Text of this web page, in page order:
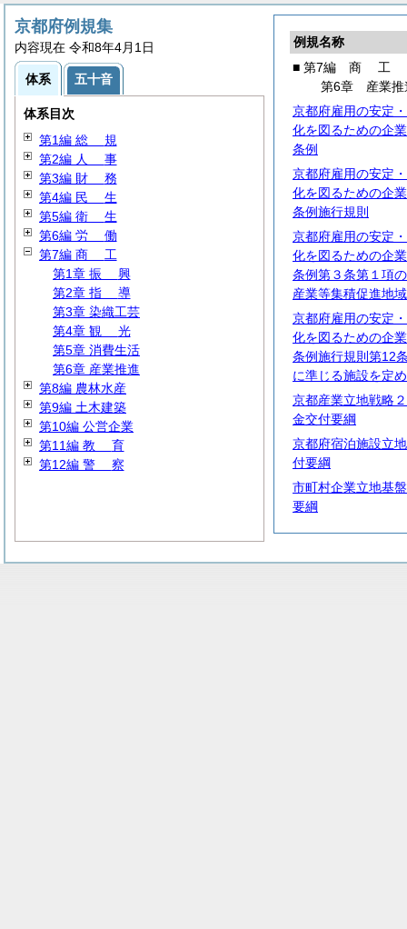
例規名称
■ 第7編 商 工
第6章 産業推
京都府雇用の安定
化を図るための企
条例
京都府雇用の安定
化を図るための企
条例施行規則
京都府雇用の安定
化を図るための企
条例第３条第１項
産業等集積促進地
京都府雇用の安定
化を図るための企
条例施行規則第12
に準じる施設を定
京都産業立地戦略
金交付要綱
京都府宿泊施設立
付要綱
市町村企業立地基
要綱
京都府例規集
内容現在 令和8年4月1日
体系 五十音
体系目次
第1編 総 規
第2編 人 事
第3編 財 務
第4編 民 生
第5編 衛 生
第6編 労 働
第7編 商 工
第1章 振 興
第2章 指 導
第3章 染織工芸
第4章 観 光
第5章 消費生活
第6章 産業推進
第8編 農林水産
第9編 土木建築
第10編 公営企業
第11編 教 育
第12編 警 察